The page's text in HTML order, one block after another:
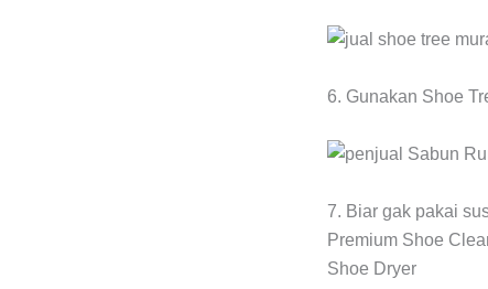
6. Gunakan Shoe
7. Biar gak pakai
Premium Shoe
Shoe Dryer